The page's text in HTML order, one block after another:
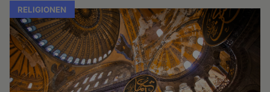
RELIGIONEN